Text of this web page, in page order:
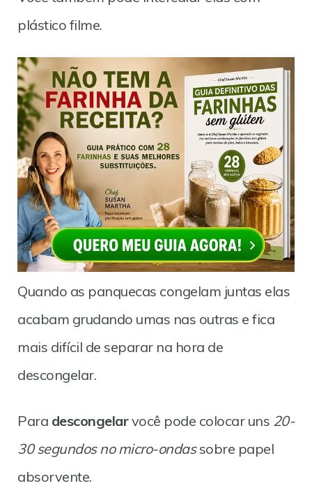
plástico filme.
Quando as panquecas congelam juntas elas
acabam grudando umas nas outras e fica
mais difícil de separar na hora de
descongelar.
Para descongelarvocê pode colocar uns 20-
30 segundos no micro-ondassobre papel
absorvente.